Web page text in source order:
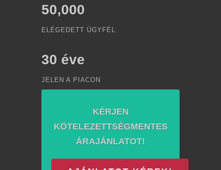
50,000
ELÉGEDETT ÜGYFÉL
30 éve
JELEN A PIACON
KÉRJEN
KÖTELEZETTSÉGMENTES
ÁRAJÁNLATOT!